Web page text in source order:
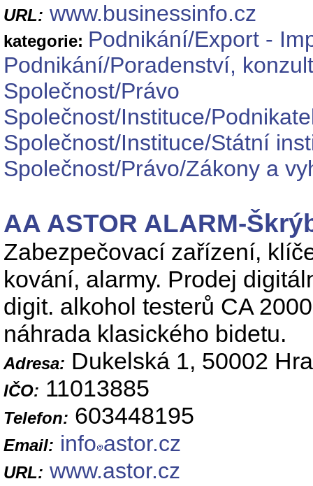
URL: www.businessinfo.cz
kategorie: Podnikání/Export -
Podnikání/Poradenství,
Společnost/Právo
Společnost/Instituce/
Společnost/Instituce/Státní
Společnost/Právo/Zákony a
AA ASTOR ALARM-
Zabezpečovací zařízení,
kování, alarmy. Prodej
digit. alkohol testerů CA
náhrada klasického bidetu.
Adresa: Dukelská 1, 50002
IČO: 11013885
Telefon: 603448195
Email: info astor.cz
URL: www.astor.cz